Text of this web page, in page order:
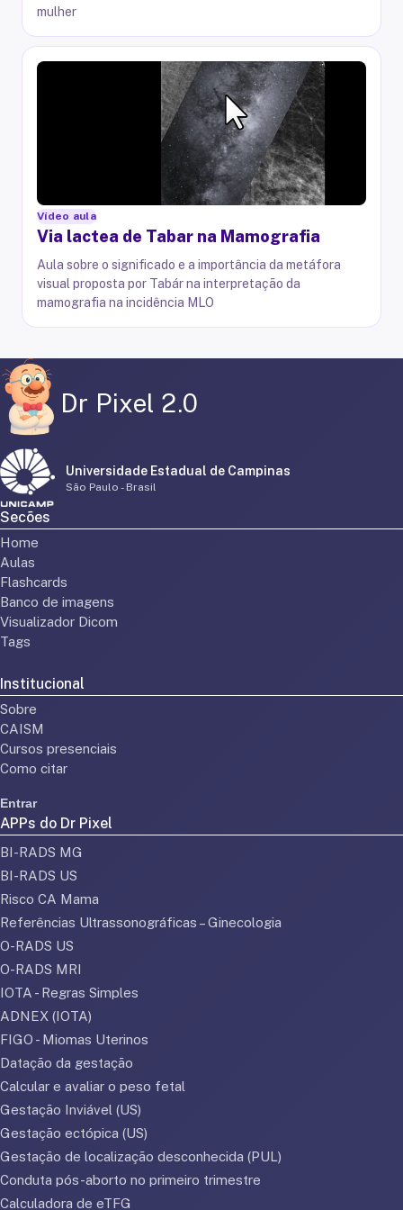
mulher
Vídeo aula
Via lactea de Tabar na Mamografia
Aula sobre o significado e a importância da metáfora
visual proposta por Tabár na interpretação da
mamografia na incidência MLO
Dr Pixel 2.0
Universidade Estadual de Campinas
São Paulo - Brasil
Secões
Home
Aulas
Flashcards
Banco de imagens
Visualizador Dicom
Tags
Institucional
Sobre
CAISM
Cursos presenciais
Como citar
Entrar
APPs do Dr Pixel
BI-RADS MG
BI-RADS US
Risco CA Mama
Referências Ultrassonográficas – Ginecologia
O-RADS US
O-RADS MRI
IOTA - Regras Simples
ADNEX (IOTA)
FIGO - Miomas Uterinos
Datação da gestação
Calcular e avaliar o peso fetal
Gestação Inviável (US)
Gestação ectópica (US)
Gestação de localização desconhecida (PUL)
Conduta pós-aborto no primeiro trimestre
Calculadora de eTFG